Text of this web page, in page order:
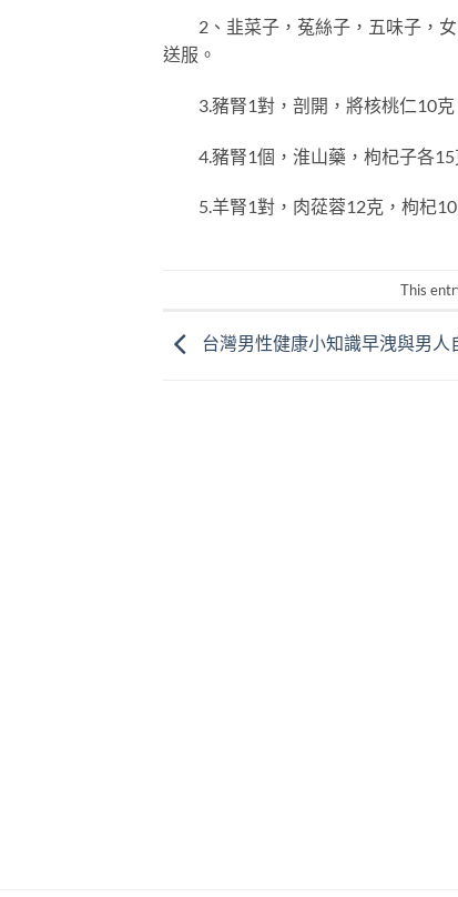
2、韭菜子，菟絲子，五味子，女
送服。
3.豬腎1對，剖開，將核桃仁10克
4.豬腎1個，淮山藥，枸杞子各15
5.羊腎1對，肉蓯蓉12克，枸杞10
This
台灣男性健康小知識早洩與男人